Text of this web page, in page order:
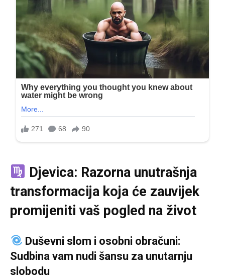
Djevica: Razorna unutrašnja
transformacija koja će zauvijek
promijeniti vaš pogled na život
Duševni slom i osobni obračuni:
Sudbina vam nudi šansu za unutarnju
slobodu